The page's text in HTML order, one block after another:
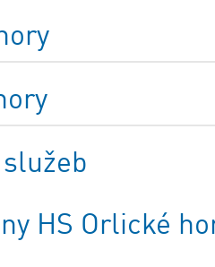
HS Orlické